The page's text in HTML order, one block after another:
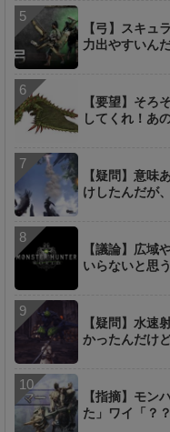
【弓】スキュ
力出やすいん
【要望】そろ
してくれ！あ
【疑問】意味
けしたんだが
【議論】広域
いらないと思
【疑問】水速
かったんだけ
【指摘】モン
た」ワイ「？